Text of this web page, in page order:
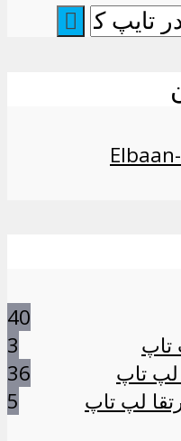
40
تاپ
3
لپ تاپ
36
لپ تاپ
5